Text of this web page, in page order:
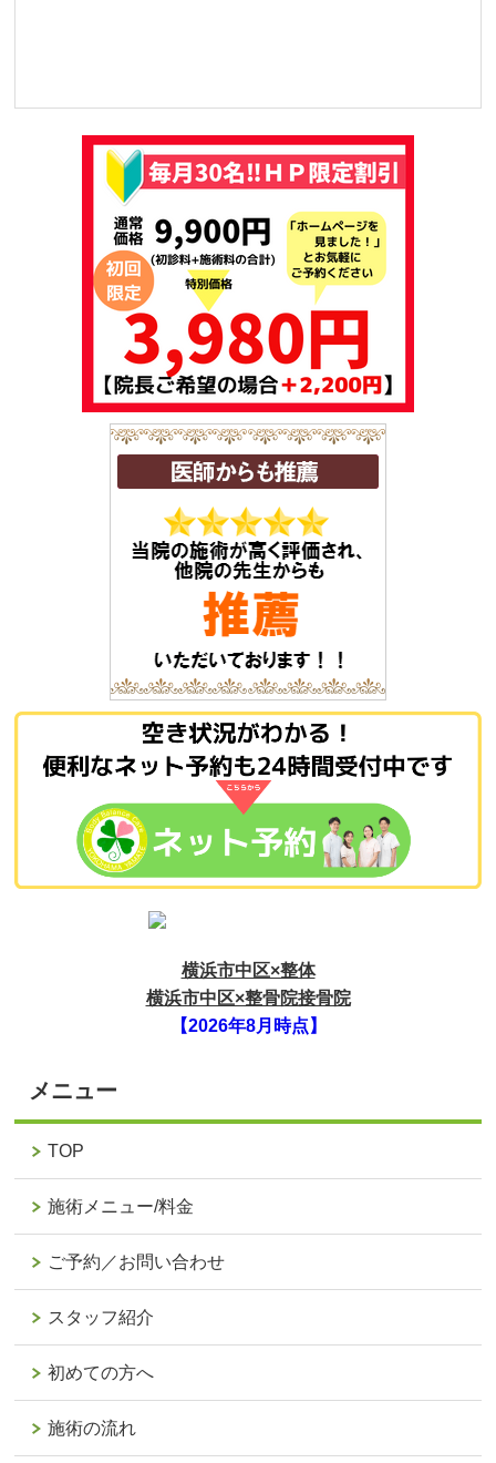
横浜市中区×整体
横浜市中区×整骨院接骨院
【2026年8月時点】
メニュー
TOP
施術メニュー/料金
ご予約／お問い合わせ
スタッフ紹介
初めての方へ
施術の流れ